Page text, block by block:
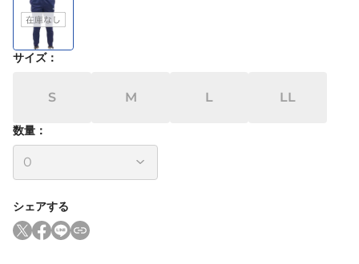
サイズ：
S M L LL
数量：
シェアする